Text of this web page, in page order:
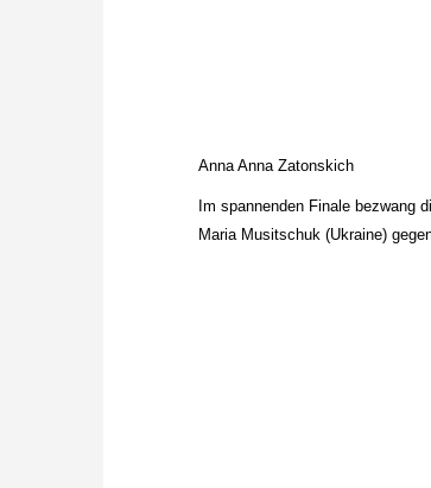
Anna Anna Zatonskich
Im spannenden Finale bezwang
Maria Musitschuk (Ukraine)